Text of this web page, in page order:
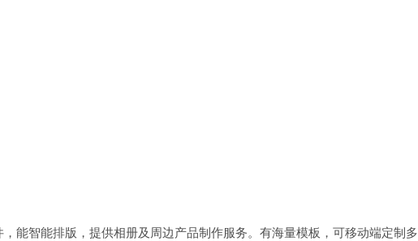
能智能排版，提供相册及周边产品制作服务。有海量模板，可移动端定制多